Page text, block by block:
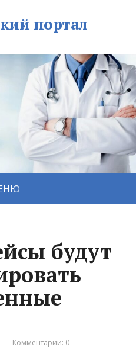
портал
будут
Комментарии: 0